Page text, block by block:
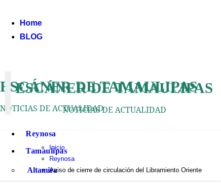
contenido
Home
BLOG
ESCÁNER DE TAMAULIPAS
NOTICIAS DE ACTUALIDAD
ESCÁNER DE TAMAULIPAS
NOTICIAS DE ACTUALIDAD
Reynosa
Tamaulipas
Altamira
Inicio
Reynosa
Aviso de cierre de circulación del Libramiento Oriente